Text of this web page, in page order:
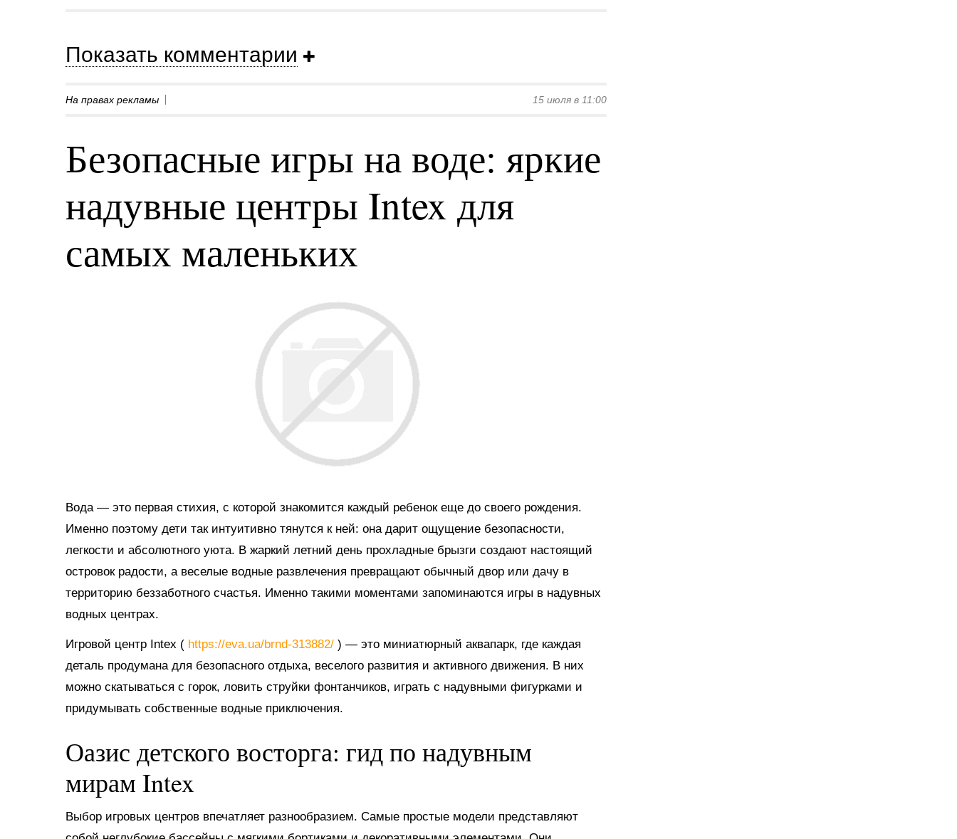
Показать комментарии
На правах рекламы 15 июля в 11:00
Безопасные игры на воде: яркие
надувные центры Intex для
самых маленьких
Вода — это первая стихия, с которой знакомится каждый ребенок еще до своего рождения.
Именно поэтому дети так интуитивно тянутся к ней: она дарит ощущение безопасности,
легкости и абсолютного уюта. В жаркий летний день прохладные брызги создают настоящий
островок радости, а веселые водные развлечения превращают обычный двор или дачу в
территорию беззаботного счастья. Именно такими моментами запоминаются игры в надувных
водных центрах.
Игровой центр Intex ( https://eva.ua/brnd-313882/ ) — это миниатюрный аквапарк, где каждая
деталь продумана для безопасного отдыха, веселого развития и активного движения. В них
можно скатываться с горок, ловить струйки фонтанчиков, играть с надувными фигурками и
придумывать собственные водные приключения.
Оазис детского восторга: гид по надувным
мирам Intex
Выбор игровых центров впечатляет разнообразием. Самые простые модели представляют